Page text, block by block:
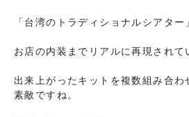
「台湾のトラディショナルシアター
お店の内装までリアルに再現されて
出来上がったキットを複数組み合わ
素敵ですね。